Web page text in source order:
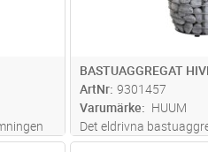
trevlig
BASTUAGGREGAT
ArtNr 9301457
Varumärke
HUUM
Det eldrivna
smalare version av